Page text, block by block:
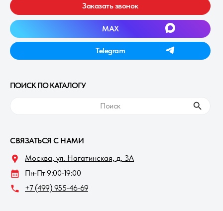
Москва, ул. Нагатинская, д. 3A
Пн-Пт 9:00-19:00
+7 (499) 955-46-69
СВЯЗАТЬСЯ С НАМИ
Заказать звонок
MAXㅤ
ㅤПоискㅤ
ПОИСК ПО КАТАЛОГУ
Telegramㅤ